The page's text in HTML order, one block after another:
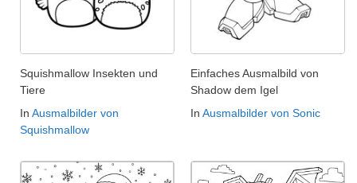
Squishmallow Insekten und
Tiere
In Ausmalbilder von
Squishmallow
Einfaches Ausmalbild von
Shadow dem Igel
In Ausmalbilder von Sonic